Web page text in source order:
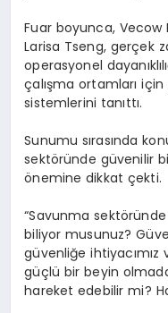
Fuar boyunca, Vecow
Larisa Tseng, gerçek
operasyonel
çalışma ortamları için
sistemlerini tanıttı.
Sunumu sırasında
sektöründe güvenilir
önemine dikkat çekti.
“Savunma
biliyor musunuz?
güvenliğe ihtiyacımız
güçlü bir beyin
hareket edebilir mi?